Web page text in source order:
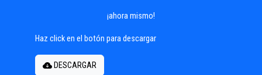
¡ahora mismo!
Haz click en el botón para descargar
DESCARGAR